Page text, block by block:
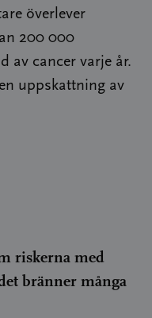
överlever
200 000
av cancer varje år.
uppskattning av
riskerna med
bränner många